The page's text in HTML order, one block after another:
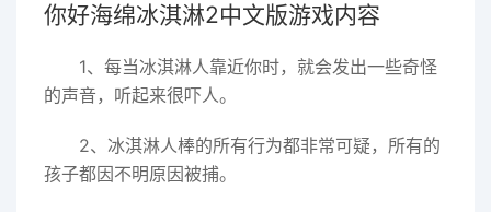
你好海绵冰淇淋2中文版游戏内容
1、每当冰淇淋人靠近你时，就会发出一些奇怪
的声音，听起来很吓人。
2、冰淇淋人棒的所有行为都非常可疑，所有的
孩子都因不明原因被捕。